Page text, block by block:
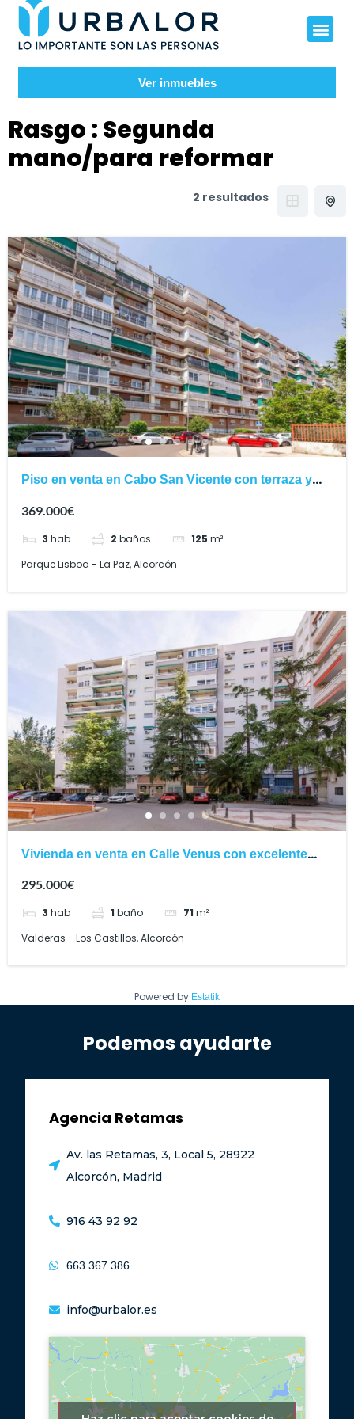
Ver inmuebles
Rasgo :Segunda
mano/para reformar
2 resultados
Piso en venta en Cabo San Vicente con terraza y
369.000€
3 hab 2 baños 125 m²
Parque Lisboa - La Paz, Alcorcón
Vivienda en venta en Calle Venus con excelente
295.000€
3 hab 1 baño 71 m²
Valderas - Los Castillos, Alcorcón
Powered by Estatik
Podemos ayudarte
Agencia Retamas
Av. las Retamas, 3, Local 5, 28922
Alcorcón, Madrid
916 43 92 92
663 367 386
info@urbalor.es